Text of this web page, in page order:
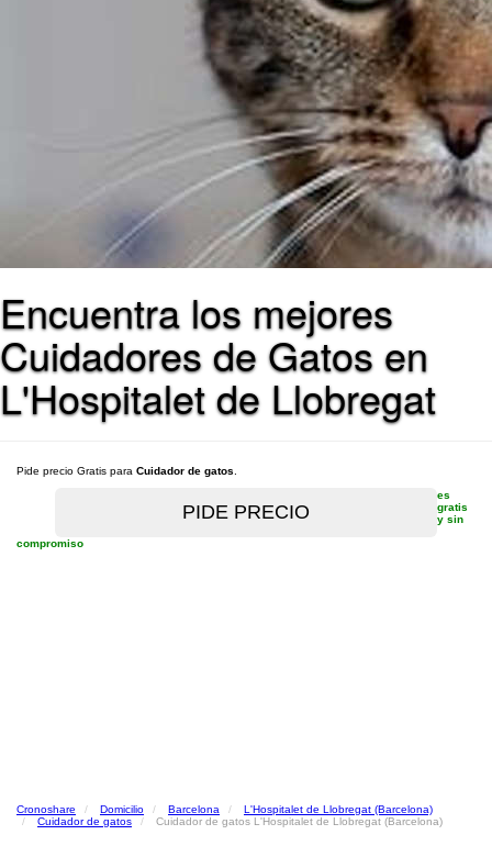
Encuentra los mejores
Cuidadores de Gatos en
L'Hospitalet de Llobregat
Pide precio Gratis para Cuidador de gatos
es
gratis
y sin
compromiso
Cronoshare Domicilio Barcelona
L'Hospitalet de Llobregat (Barcelona)
Cuidador de gatos
Cuidador de gatos L'Hospitalet de Llobregat (Barcelona)